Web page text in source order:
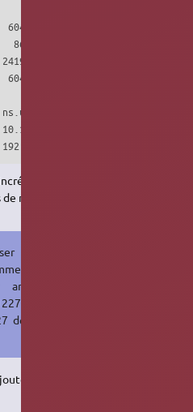
; Refresh
86400         ; Retry
; Expire
604800 )       ; Negative Cache
fr.lan.
à chaque changement
multiples changements, une
la date
numéro
=
décembre
des enregistrements